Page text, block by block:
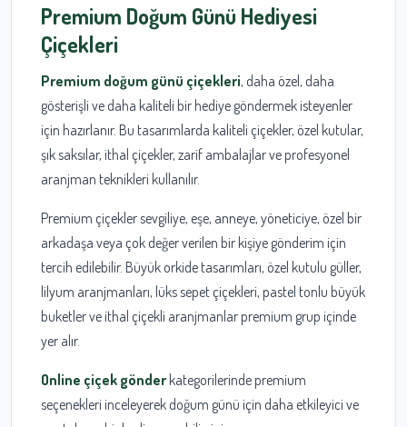
Premium Doğum Günü Hediyesi
Çiçekleri
Premium doğum günü çiçekleri, daha özel, daha
gösterişli ve daha kaliteli bir hediye göndermek isteyenler
için hazırlanır. Bu tasarımlarda kaliteli çiçekler, özel kutular,
şık saksılar, ithal çiçekler, zarif ambalajlar ve profesyonel
aranjman teknikleri kullanılır.
Premium çiçekler sevgiliye, eşe, anneye, yöneticiye, özel bir
arkadaşa veya çok değer verilen bir kişiye gönderim için
tercih edilebilir. Büyük orkide tasarımları, özel kutulu güller,
lilyum aranjmanları, lüks sepet çiçekleri, pastel tonlu büyük
buketler ve ithal çiçekli aranjmanlar premium grup içinde
yer alır.
Online çiçek gönder kategorilerinde premium
seçenekleri inceleyerek doğum günü için daha etkileyici ve